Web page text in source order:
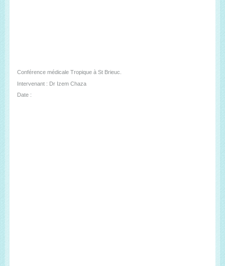
Conférence médicale Tropique à St Brieuc.
Intervenant : Dr Izem Chaza
Date :